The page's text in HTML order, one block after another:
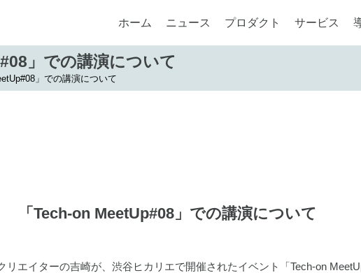
ホーム ニュース プロダクト サービス
」での講演について
」での講演について
「Tech-on MeetUp#08」での講演について
リエイターの吉崎が、渋谷ヒカリエで開催されたイベント「Tech-on